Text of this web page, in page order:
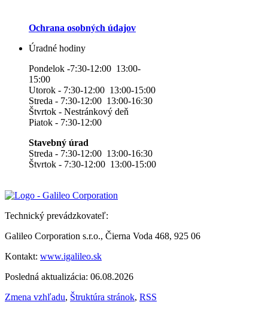
Ochrana osobných údajov
Úradné hodiny
Pondelok -7:30-12:00 13:00-
15:00
Utorok - 7:30-12:00 13:00-15:00
Streda - 7:30-12:00 13:00-16:30
Štvrtok - Nestránkový deň
Piatok - 7:30-12:00
Stavebný úrad
Streda - 7:30-12:00 13:00-16:30
Štvrtok - 7:30-12:00 13:00-15:00
Technický prevádzkovateľ:
Galileo Corporation s.r.o., Čierna Voda 468, 925 06
Kontakt: www.igalileo.sk
Posledná aktualizácia: 06.08.2026
Zmena vzhľadu, Štruktúra stránok, RSS